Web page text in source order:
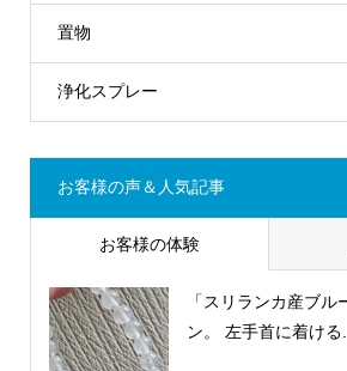
置物
浄化スプレー
お客様の声＆人気記事
お客様の体験
「スリランカ産ブル
ン。 左手首に着ける